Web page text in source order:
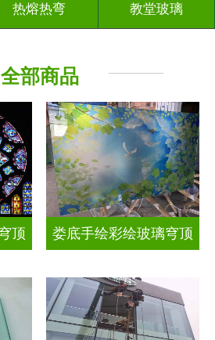
热熔热弯 教堂玻璃
其它玻璃
全部商品
顶 娄底手绘彩绘玻璃穹顶